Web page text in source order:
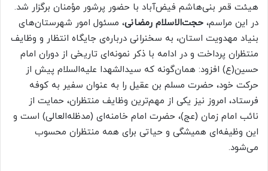
هیئت قمر بنی‌هاشم فیض‌آباد با حضور پرشور مؤمنان برگزار شد.
در این مراسم، حجت‌الاسلام رمضانی، مسئول امور شهرستان‌های
بنیاد مهدویت استان، به سخنرانی درباره‌ی جایگاه انتظار و وظایف
منتظران پرداخت و در ادامه با ذکر نمونه‌ای تاریخی از دوران امام
حسین(ع) افزود: همان‌گونه که سیدالشهدا علیه‌السلام پیش از
حرکت خود، حضرت مسلم بن عقیل را به عنوان سفیر به کوفه
فرستاد، امروز نیز یکی از مهم‌ترین وظایف منتظران، حمایت از
نائب امام زمان (عج)، حضرت امام خامنه‌ای (مد‌ظله‌العالی) است و
این وظیفه‌ای همیشگی و حیاتی برای همه منتظران محسوب
می‌شود.